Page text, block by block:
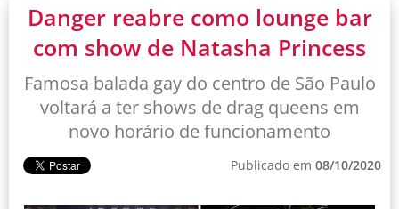
Danger reabre como lounge bar
com show de Natasha Princess
Famosa balada gay do centro de São Paulo
voltará a ter shows de drag queens em
novo horário de funcionamento
Publicado em 08/10/2020